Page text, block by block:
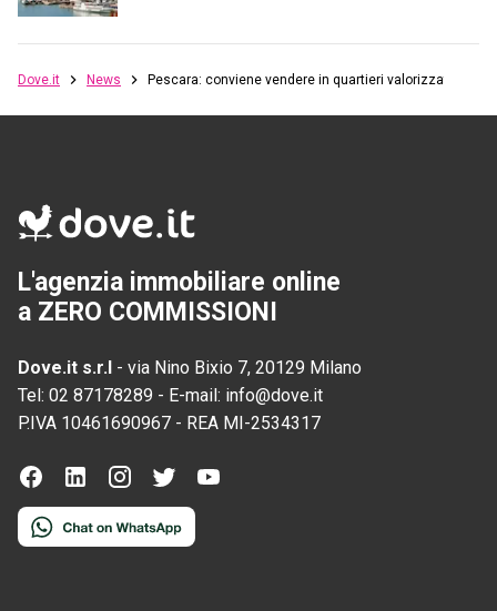
Dove.it News Pescara: conviene vendere in quartieri valorizzati
L'agenzia immobiliare online
a ZERO COMMISSIONI
Dove.it s.r.l - via Nino Bixio 7, 20129 Milano
Tel: 02 87178289 - E-mail: info@dove.it
P.IVA 10461690967 - REA MI-2534317